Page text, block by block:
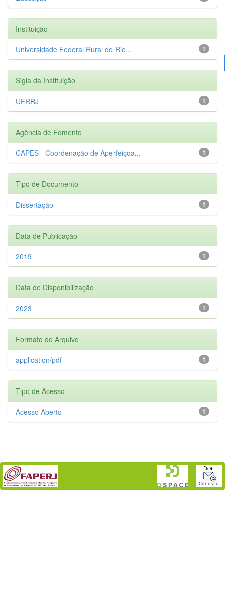
Instituição
1
Universidade Federal Rural do Rio...
Sigla da Instituição
1
UFRRJ
Agência de Fomento
1
CAPES - Coordenação de Aperfeiçoa...
Tipo de Documento
1
Dissertação
Data de Publicação
1
2019
Data de Disponibilização
1
2023
Formato do Arquivo
1
application/pdf
Tipo de Acesso
1
Acesso Aberto